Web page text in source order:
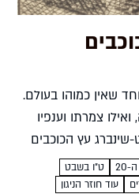
שאין כמוהו בעולם.
צמרתו וענפיו
עץ הכוכבים
נורית הירש
20
ט"ו בשבט
עוד חוזר הניגון